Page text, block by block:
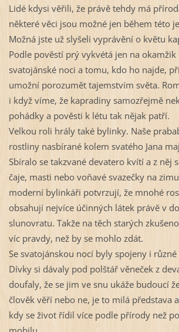
Lidé kdysi věřili, že právě tehdy má
některé věci jsou možné jen během této
Možná jste už slyšeli vyprávění o květu
Podle pověstí prý vykvétá jen na okamžik
svatojánské noci a tomu, kdo ho najde,
umožní porozumět tajemstvím světa.
i když víme, že kapradiny samozřejmě
pohádky a pověsti k létu tak nějak patří.
Velkou roli hrály také bylinky. Naše
rostliny nasbírané kolem svatého Jana
Sbíralo se takzvané devatero kvítí a z něj
čaje, masti nebo voňavé svazečky na
moderní bylinkáři potvrzují, že mnohé
obsahují nejvíce účinných látek právě v
slunovratu. Takže na těch starých
víc pravdy, než by se mohlo zdát.
Se svatojánskou nocí byly spojeny i
Dívky si dávaly pod polštář věneček z
doufaly, že se jim ve snu ukáže budoucí
člověk věří nebo ne, je to milá představa
kdy se život řídil více podle přírody než